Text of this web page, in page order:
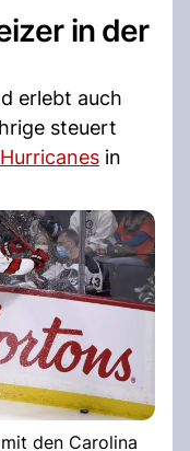
in der
erlebt auch
steuert
in
den Carolina